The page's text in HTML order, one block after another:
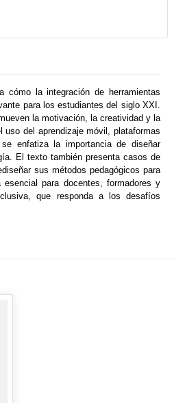
cómo la integración de herramientas
para los estudiantes del siglo XXI.
la motivación, la creatividad y la
del aprendizaje móvil, plataformas
enfatiza la importancia de diseñar
El texto también presenta casos de
sus métodos pedagógicos para
para docentes, formadores y
que responda a los desafíos